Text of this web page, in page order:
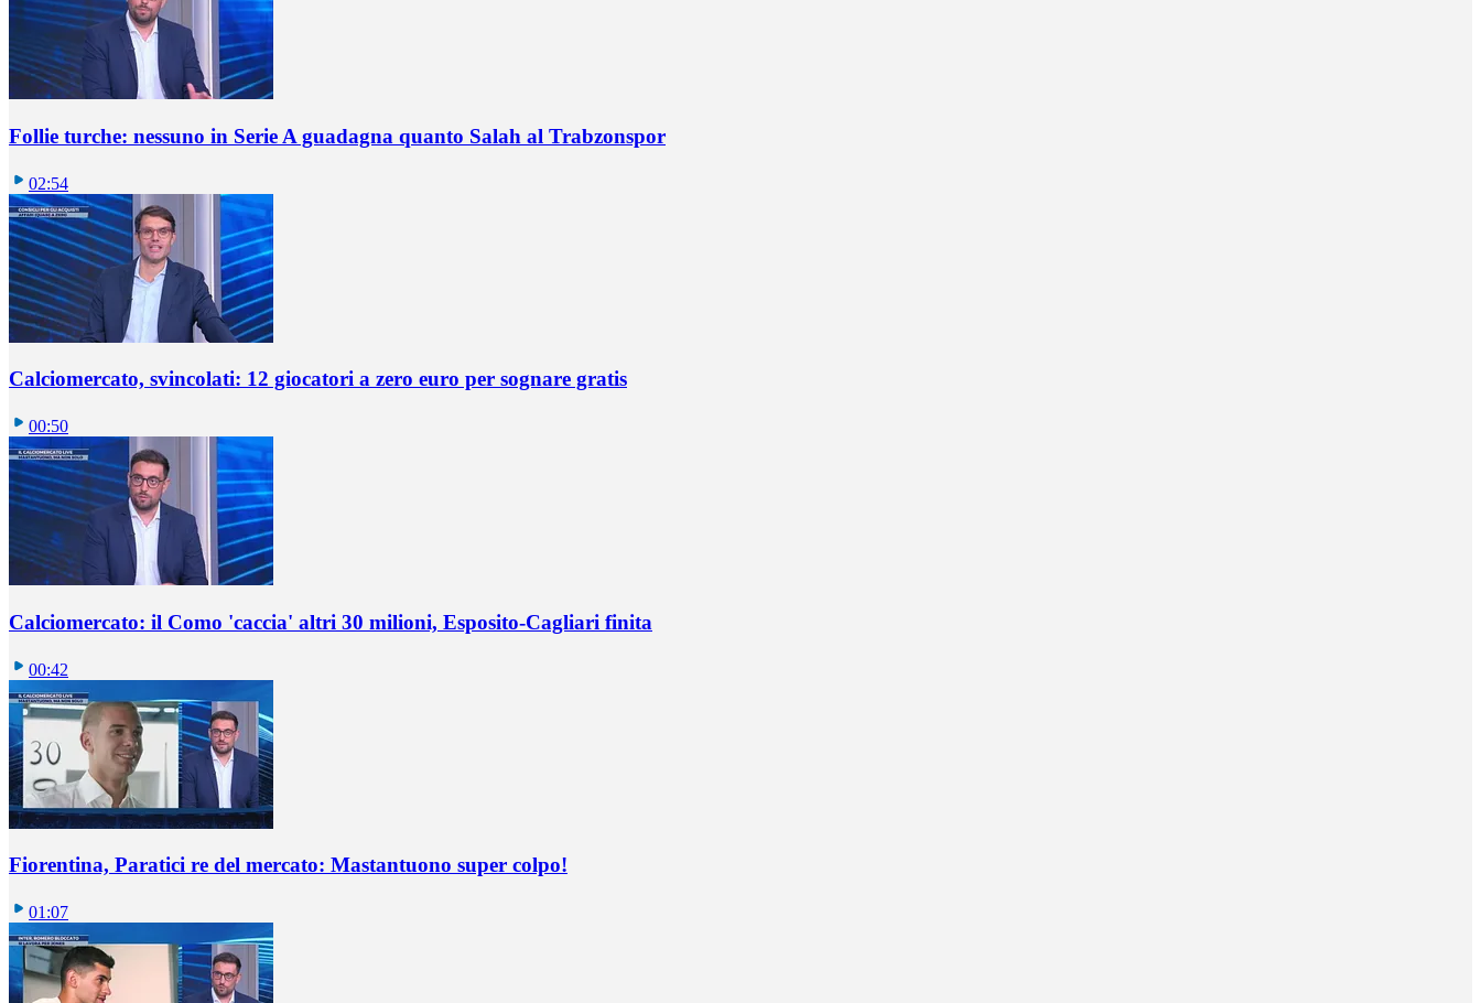
Follie turche: nessuno in Serie A guadagna quanto Salah al Trabzonspor
02:54
Calciomercato, svincolati: 12 giocatori a zero euro per sognare gratis
00:50
Calciomercato: il Como 'caccia' altri 30 milioni, Esposito-Cagliari finita
00:42
Fiorentina, Paratici re del mercato: Mastantuono super colpo!
01:07